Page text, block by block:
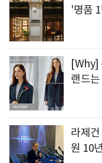
'명품
[Why]
랜드
라제
원 10